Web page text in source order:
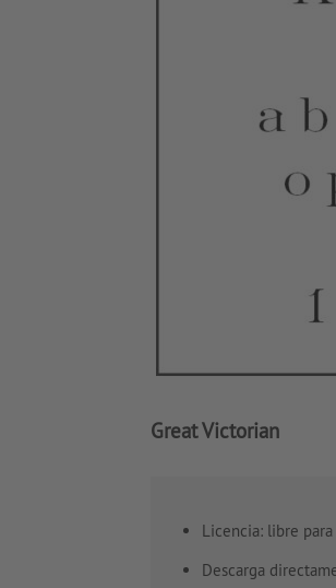
Great Victorian
Licencia: libre
Descarga